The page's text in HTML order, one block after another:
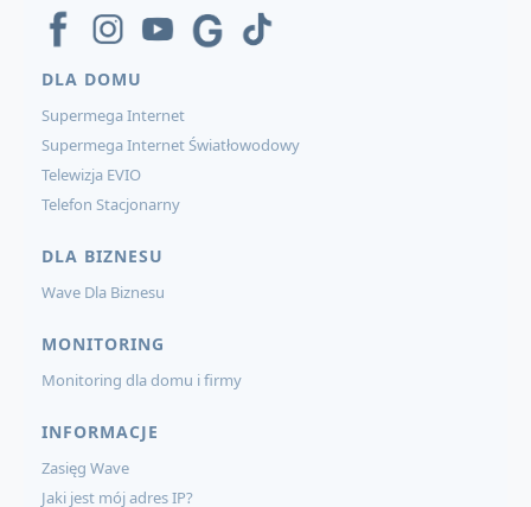
DLA DOMU
Supermega Internet
Supermega Internet Światłowodowy
Telewizja EVIO
Telefon Stacjonarny
DLA BIZNESU
Wave Dla Biznesu
MONITORING
Monitoring dla domu i firmy
INFORMACJE
Zasięg Wave
Jaki jest mój adres IP?